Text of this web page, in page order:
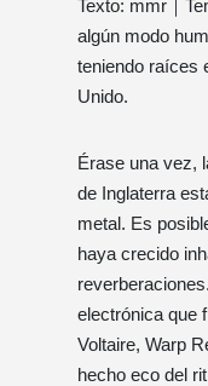
Texto: mmr｜
algún modo
teniendo raíces
Unido.
Érase una vez,
de Inglaterra
metal. Es
haya crecido
electrónica que
Voltaire, Warp
hecho eco del